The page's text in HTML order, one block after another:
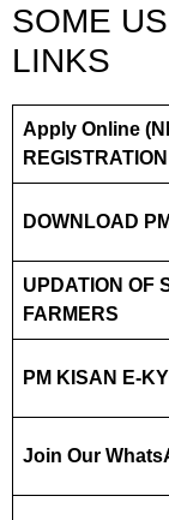
SOME
LINKS
Apply Online
DOWNLOAD
UPDATION OF
FARMERS
PM KISAN E-
Join Our